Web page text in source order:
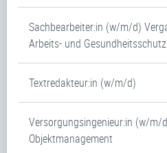
Sachbearbeiter:in (w/m/d)
Arbeits- und Gesundheitsschutz
Textredakteur:in (w/m/d)
Versorgungsingenieur:in (w/m/
Objektmanagement